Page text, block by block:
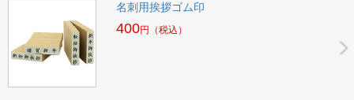
名刺用挨拶ゴム印
400円 （税込）